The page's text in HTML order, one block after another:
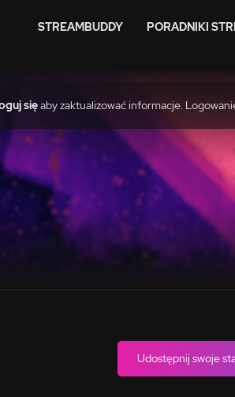
STREAMBUDDY PORADNIKI
sięaby zaktualizować informacje.
Udostępnij swoje